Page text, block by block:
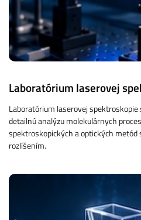
Laboratórium laserovej
Laboratórium laserovej
detailnú analýzu molekulárnych
spektroskopických a optických
rozlíšením.